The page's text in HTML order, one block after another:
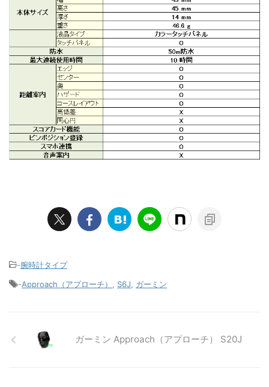
-腕時計タイプ
-Approach（アプローチ） S6J ガーミン
ガーミン Approach（アプローチ） S20J